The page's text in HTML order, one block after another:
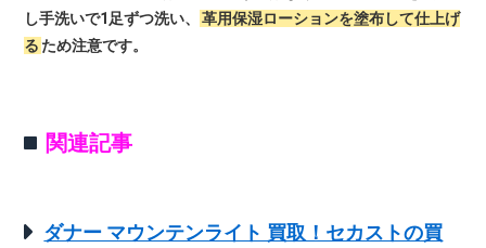
し手洗いで1足ずつ洗い、
革用保湿ローションを塗布して仕上げ
る ため注意です。
関連記事
ダナー マウンテンライト 買取！セカストの買